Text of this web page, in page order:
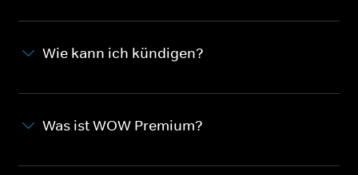
Wie kann ich kündigen?
Was ist WOW Premium?